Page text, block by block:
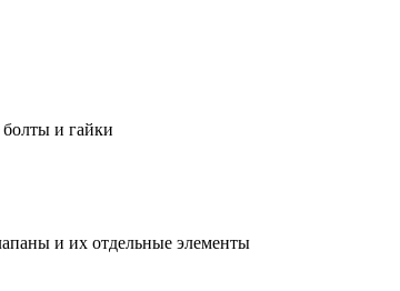
и гайки
и их отдельные элементы